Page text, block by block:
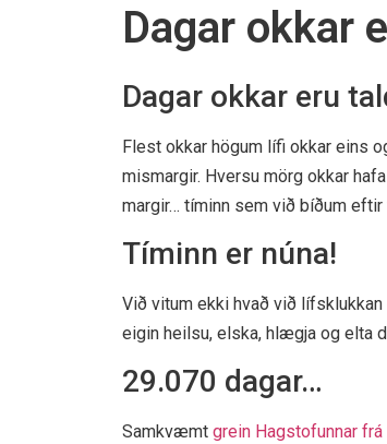
Dagar okkar
Dagar okkar eru
Flest okkar högum lífi okkar eins
mismargir. Hversu mörg okkar
margir… tíminn sem við bíðum
Tíminn er núna!
Við vitum ekki hvað við lífsklukkan
eigin heilsu, elska, hlægja og elta
29.070 dagar…
Samkvæmt grein Hagstofunnar frá